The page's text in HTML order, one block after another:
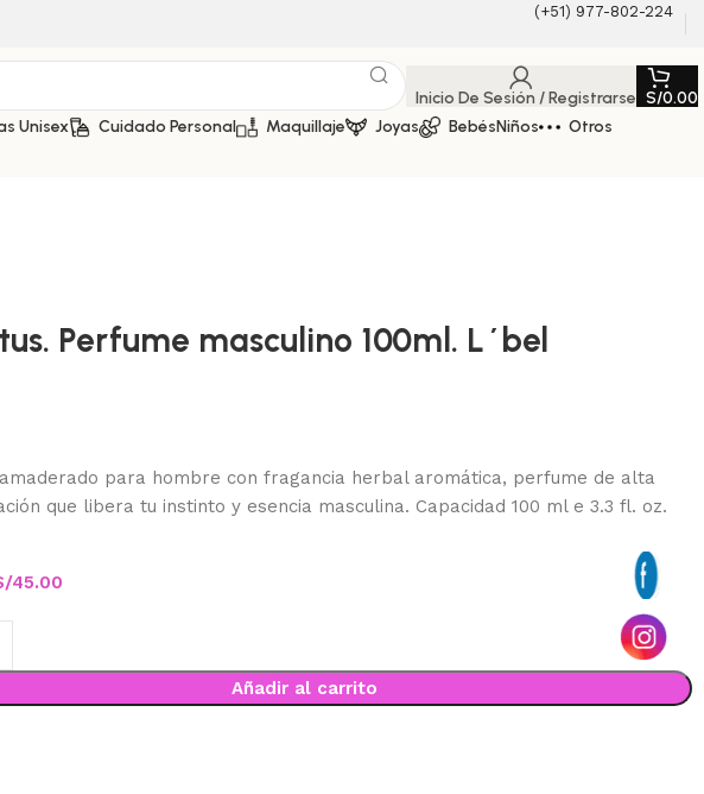
(+51) 977-802-224
Inicio De Sesión / Registrarse S/0.00
Unisex Cuidado Personal Maquillaje Joyas BebésNiños Otros
Perfume masculino 100ml. L´bel
para hombre con fragancia herbal aromática, perfume de alta
que libera tu instinto y esencia masculina. Capacidad 100 ml e 3.3 fl. oz.
45.00
Añadir al carrito